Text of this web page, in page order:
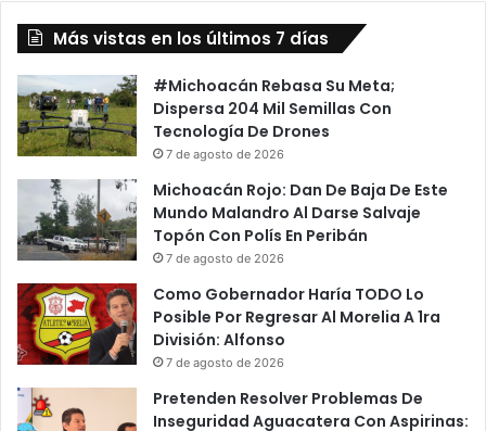
Más vistas en los últimos 7 días
#Michoacán Rebasa Su Meta;
Dispersa 204 Mil Semillas Con
Tecnología De Drones
7 de agosto de 2026
Michoacán Rojo: Dan De Baja De Este
Mundo Malandro Al Darse Salvaje
Topón Con Polís En Peribán
7 de agosto de 2026
Como Gobernador Haría TODO Lo
Posible Por Regresar Al Morelia A 1ra
División: Alfonso
7 de agosto de 2026
Pretenden Resolver Problemas De
Inseguridad Aguacatera Con Aspirinas: